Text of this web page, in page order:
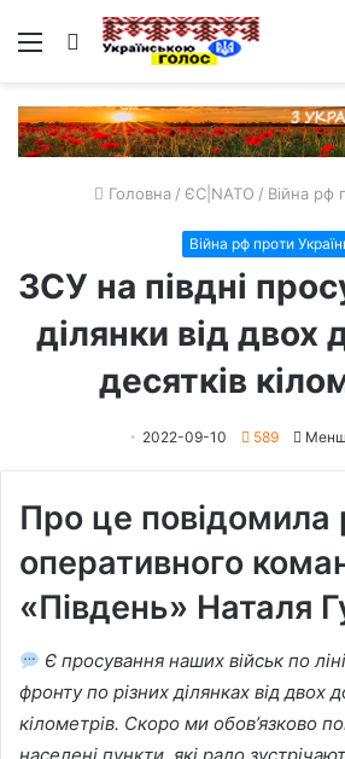
Меню Пошук
Головна / ЄС|NATO / Війна рф
Війна рф проти
ЗСУ на півдні
ділянки від двох
десятків
2022-09-10 589
Про це повідомила
оперативного
«Південь» Наталя
Є просування наших військ по
фронту по різних ділянках від двох
кілометрів. Скоро ми обов’язково